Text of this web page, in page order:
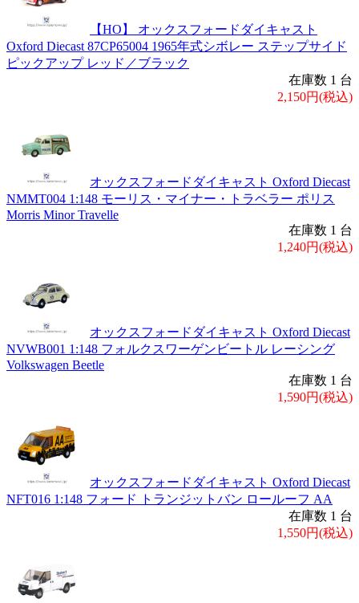
【HO】 オックスフォードダイキャスト
Oxford Diecast 87CP65004 1965年式シボレー ステップサイド
ピックアップ レッド／ブラック
在庫数 1 台
2,150円(税込)
オックスフォードダイキャスト Oxford Diecast
NMMT004 1:148 モーリス・マイナー・トラベラー ポリス
Morris Minor Travelle
在庫数 1 台
1,240円(税込)
オックスフォードダイキャスト Oxford Diecast
NVWB001 1:148 フォルクスワーゲンビートル レーシング
Volkswagen Beetle
在庫数 1 台
1,590円(税込)
オックスフォードダイキャスト Oxford Diecast
NFT016 1:148 フォード トランジットバン ロールーフ AA
在庫数 1 台
1,550円(税込)